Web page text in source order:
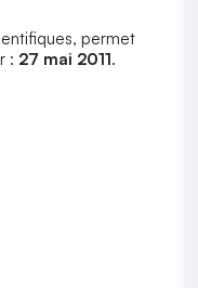
permet
: 27 mai 2011.